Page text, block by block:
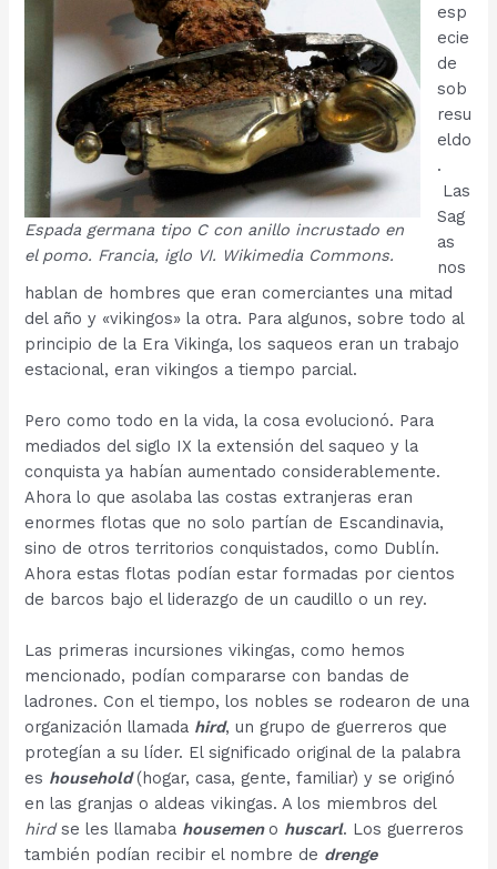
Espada germana tipo C con anillo incrustado en
el pomo. Francia, iglo VI. Wikimedia Commons.
esp
ecie
de
sob
resu
eldo
.
Las
Sag
as
nos
hablan de hombres que eran comerciantes una mitad
del año y «vikingos» la otra. Para algunos, sobre todo al
principio de la Era Vikinga, los saqueos eran un trabajo
estacional, eran vikingos a tiempo parcial.
Pero como todo en la vida, la cosa evolucionó. Para
mediados del siglo IX la extensión del saqueo y la
conquista ya habían aumentado considerablemente.
Ahora lo que asolaba las costas extranjeras eran
enormes flotas que no solo partían de Escandinavia,
sino de otros territorios conquistados, como Dublín.
Ahora estas flotas podían estar formadas por cientos
de barcos bajo el liderazgo de un caudillo o un rey.
Las primeras incursiones vikingas, como hemos
mencionado, podían compararse con bandas de
ladrones. Con el tiempo, los nobles se rodearon de una
organización llamada hird, un grupo de guerreros que
protegían a su líder. El significado original de la palabra
es household (hogar, casa, gente, familiar) y se originó
en las granjas o aldeas vikingas. A los miembros del
hirdse les llamaba housemen o huscarl. Los guerreros
también podían recibir el nombre de drenge